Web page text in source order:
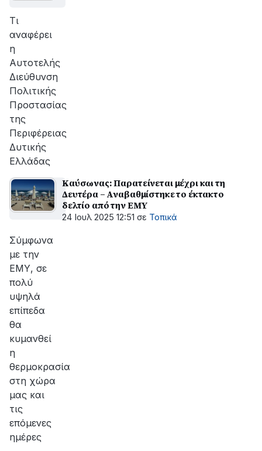
Τι
αναφέρει
η
Αυτοτελής
Διεύθυνση
Πολιτικής
Προστασίας
της
Περιφέρειας
Δυτικής
Ελλάδας
Καύσωνας: Παρατείνεται μέχρι και τη
Δευτέρα – Αναβαθμίστηκε το έκτακτο
δελτίο από την ΕΜΥ
24 Ιουλ 2025 12:51 σε Τοπικά
Σύμφωνα
με την
ΕΜΥ, σε
πολύ
υψηλά
επίπεδα
θα
κυμανθεί
η
θερμοκρασία
στη χώρα
μας και
τις
επόμενες
ημέρες